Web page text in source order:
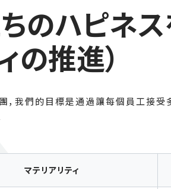
のハピネス
の推進）
我們的目標是通過讓每個員工接受
マテリアリティ